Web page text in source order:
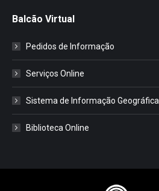
Balcão Virtual
Pedidos de Informação
Serviços Online
Sistema de Informação Geográfica
Biblioteca Online